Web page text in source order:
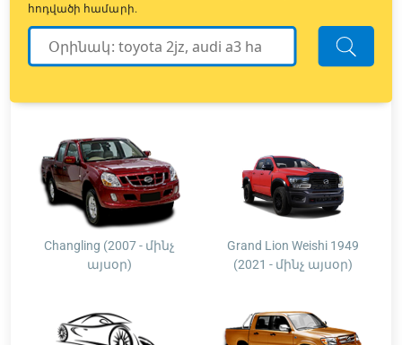
հոդվածի համարի.
Changling (2007 - մինչ
այսօր)
Grand Lion Weishi 1949
(2021 - մինչ այսօր)